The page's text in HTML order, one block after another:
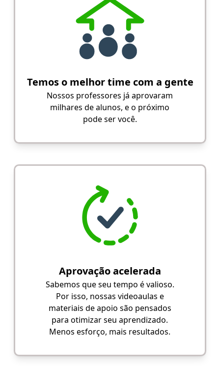
Temos o melhor time com a gente
Nossos professores já aprovaram
milhares de alunos, e o próximo
pode ser você.
Aprovação acelerada
Sabemos que seu tempo é valioso.
Por isso, nossas videoaulas e
materiais de apoio são pensados
para otimizar seu aprendizado.
Menos esforço, mais resultados.